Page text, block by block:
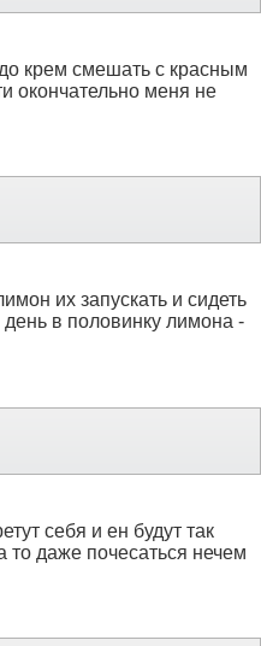
крем смешать с красным
окончательно меня не
их запускать и сидеть
в половинку лимона -
себя и ен будут так
то даже почесаться нечем